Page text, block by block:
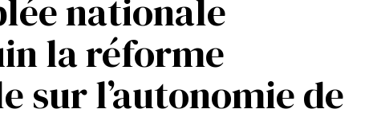
nationale
la réforme
sur l’autonomie de